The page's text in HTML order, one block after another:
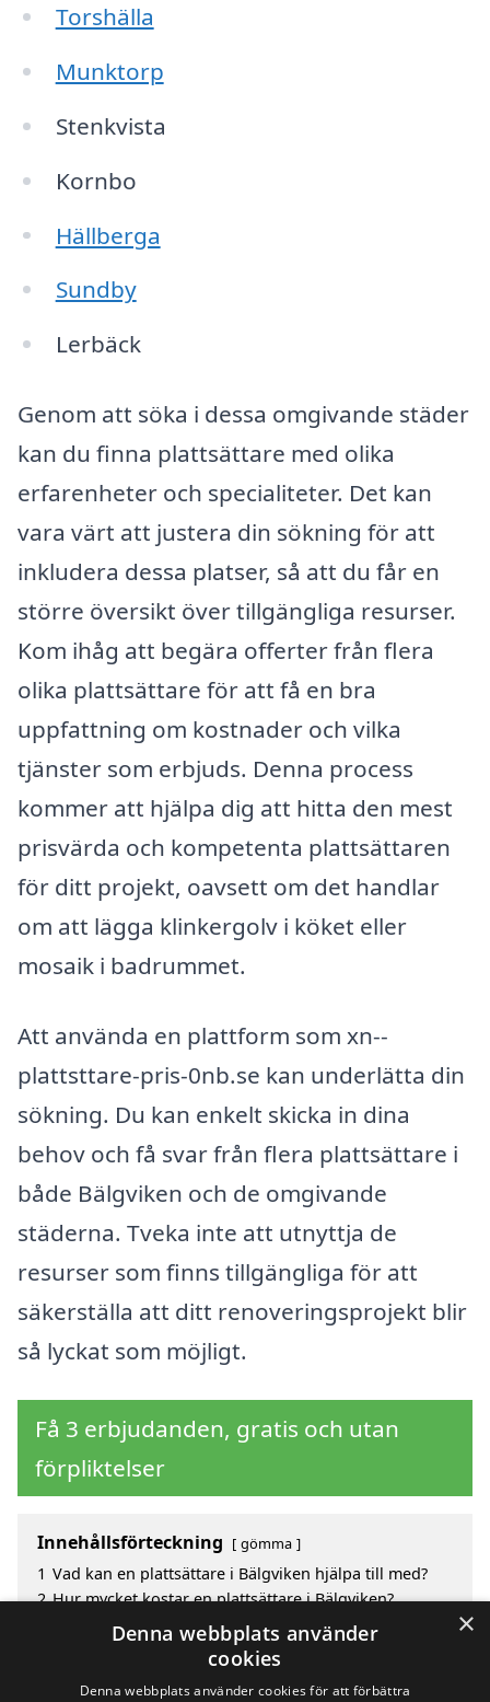
Torshälla
Munktorp
Stenkvista
Kornbo
Hällberga
Sundby
Lerbäck
Genom att söka i dessa omgivande städer
kan du finna plattsättare med olika
erfarenheter och specialiteter. Det kan
vara värt att justera din sökning för att
inkludera dessa platser, så att du får en
större översikt över tillgängliga resurser.
Kom ihåg att begära offerter från flera
olika plattsättare för att få en bra
uppfattning om kostnader och vilka
tjänster som erbjuds. Denna process
kommer att hjälpa dig att hitta den mest
prisvärda och kompetenta plattsättaren
för ditt projekt, oavsett om det handlar
om att lägga klinkergolv i köket eller
mosaik i badrummet.
Att använda en plattform som xn--
plattsttare-pris-0nb.se kan underlätta din
sökning. Du kan enkelt skicka in dina
behov och få svar från flera plattsättare i
både Bälgviken och de omgivande
städerna. Tveka inte att utnyttja de
resurser som finns tillgängliga för att
säkerställa att ditt renoveringsprojekt blir
så lyckat som möjligt.
Få 3 erbjudanden, gratis och utan
förpliktelser
Innehållsförteckning gömma
1 Vad kan en plattsättare i Bälgviken hjälpa till med?
2 Hur mycket kostar en plattsättare i Bälgviken?
Fördelar med att välja plattsättare i Bälgviken
Sök efter en skicklig plattsättare i de omgivande
×
Denna webbplats använder
cookies
Denna webbplats använder cookies för att förbättra